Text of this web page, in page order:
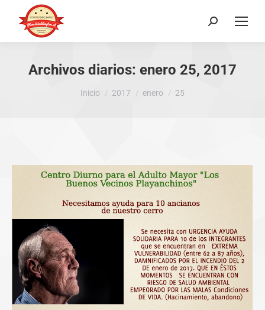
Buscar:
Archivos diarios: enero 25, 2017
Estás aquí:
Inicio 2017 enero 25